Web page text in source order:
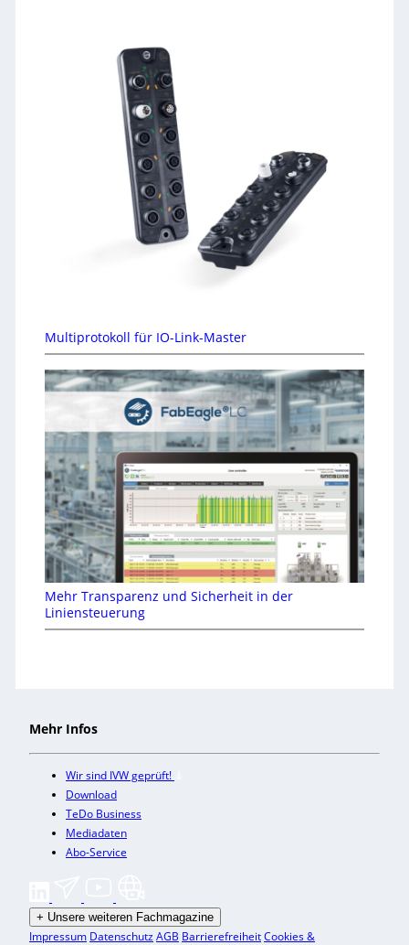
Multiprotokoll für IO-Link-Master
Mehr Transparenz und Sicherheit in der
Liniensteuerung
Mehr Infos
Wir sind IVW geprüft!
Download
TeDo Business
Mediadaten
Abo-Service
+ Unsere weiteren Fachmagazine
Impressum DatenschutzAGB BarrierefreiheitCookies &